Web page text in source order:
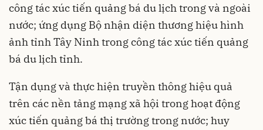
công tác xúc tiến quảng bá du lịch trong và ngoài
nước; ứng dụng Bộ nhận diện thương hiệu hình
ảnh tỉnh Tây Ninh trong công tác xúc tiến quảng
bá du lịch tỉnh.
Tận dụng và thực hiện truyền thông hiệu quả
trên các nền tảng mạng xã hội trong hoạt động
xúc tiến quảng bá thị trường trong nước; huy